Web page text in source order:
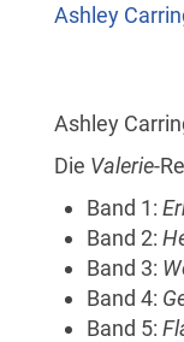
Ashley
Ashley
Die Valerie-
Band 1:
Band 2:
Band 3:
Band 4:
Band 5: